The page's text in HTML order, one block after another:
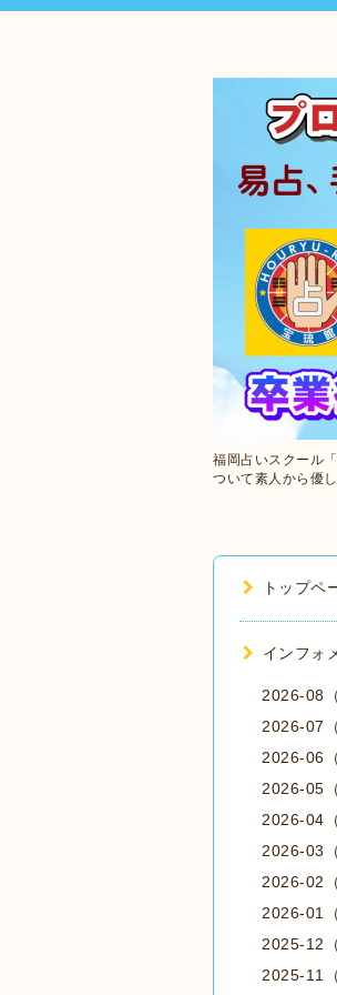
福岡占いスクール
ついて素人から優
トップペ
インフォ
2026-08（
2026-07（
2026-06（
2026-05（
2026-04（
2026-03（
2026-02（
2026-01（
2025-12
2025-11